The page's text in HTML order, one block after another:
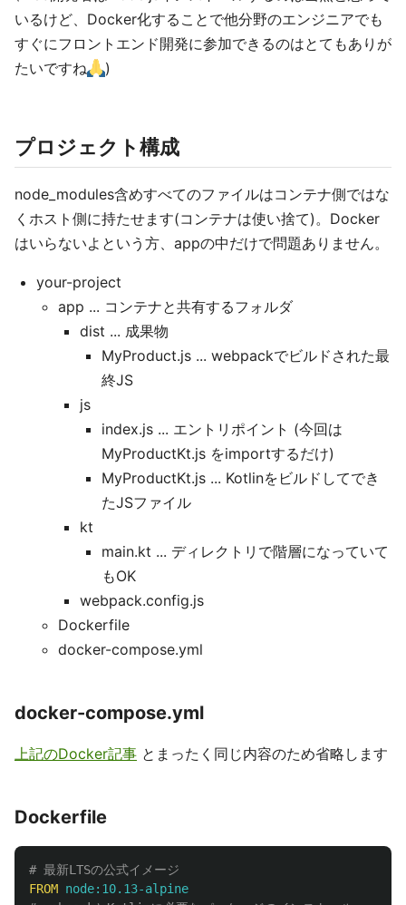
いるけど、Docker化することで他分野のエンジニアでも
すぐにフロントエンド開発に参加できるのはとてもありが
たいですね
)
プロジェクト構成
node_modules含めすべてのファイルはコンテナ側ではな
くホスト側に持たせます(コンテナは使い捨て)。Docker
はいらないよという方、appの中だけで問題ありません。
your-project
app ... コンテナと共有するフォルダ
dist ... 成果物
MyProduct.js ... webpackでビルドされた最
終JS
js
index.js ... エントリポイント (今回は
MyProductKt.js をimportするだけ)
MyProductKt.js ... Kotlinをビルドしてでき
たJSファイル
kt
main.kt ... ディレクトリで階層になっていて
もOK
webpack.config.js
Dockerfile
docker-compose.yml
docker-compose.yml
上記のDocker記事 とまったく同じ内容のため省略します
Dockerfile
# 最新LTSの公式イメージ
FROM node:10.13-alpine